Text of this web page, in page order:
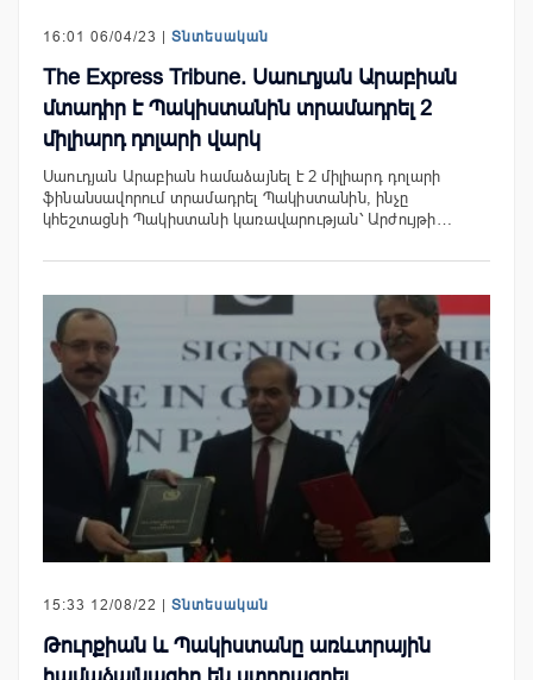
16:01 06/04/23 | Տնտեսական
The Express Tribune. Սաուդյան Արաբիան
մտադիր է Պակիստանին տրամադրել 2
միլիարդ դոլարի վարկ
Սաուդյան Արաբիան համաձայնել է 2 միլիարդ դոլարի
ֆինանսավորում տրամադրել Պակիստանին, ինչը
կհեշտացնի Պակիստանի կառավարության՝ Արժույթի…
15:33 12/08/22 | Տնտեսական
Թուրքիան և Պակիստանը առևտրային